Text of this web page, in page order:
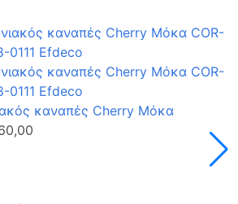
καναπές Cherry Μόκα